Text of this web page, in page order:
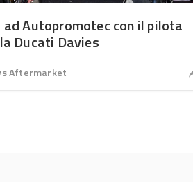
ad Autopromotec con il pilota
Ducati Davies
Aftermarket